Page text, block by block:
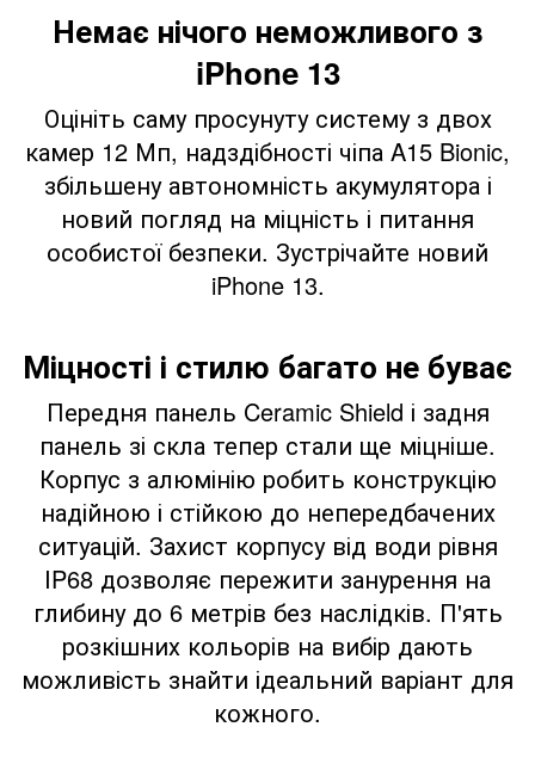
Немає нічого неможливого з
iPhone 13
Оцініть саму просунуту систему з двох
камер 12 Мп, надздібності чіпа A15 Bionic,
збільшену автономність акумулятора і
новий погляд на міцність і питання
особистої безпеки. Зустрічайте новий
iPhone 13.
Міцності і стилю багато не буває
Передня панель Ceramic Shield і задня
панель зі скла тепер стали ще міцніше.
Корпус з алюмінію робить конструкцію
надійною і стійкою до непередбачених
ситуацій. Захист корпусу від води рівня
IP68 дозволяє пережити занурення на
глибину до 6 метрів без наслідків. П'ять
розкішних кольорів на вибір дають
можливість знайти ідеальний варіант для
кожного.